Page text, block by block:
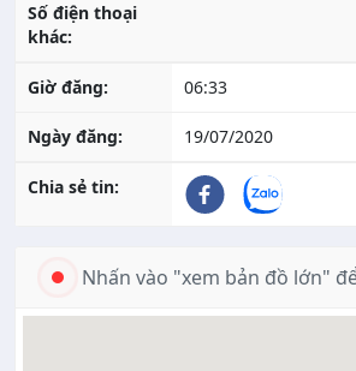
Số điện thoại
khác:
Giờ đăng: 06:33
Ngày đăng: 19/07/2020
Chia sẻ tin:
Nhấn vào "xem bản đồ lớn"